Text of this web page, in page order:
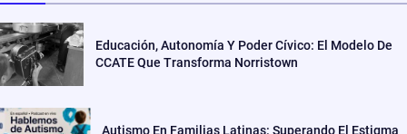
Educación, Autonomía Y Poder Cívico: El Modelo De
CCATE Que Transforma Norristown
Autismo En Familias Latinas: Superando El Estigma